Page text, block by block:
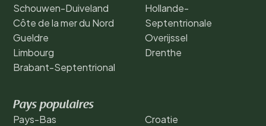
Schouwen-Duiveland
Côte de la mer du Nord
Gueldre
Limbourg
Brabant-Septentrional
Hollande-
Septentrionale
Overijssel
Drenthe
Pays populaires
Pays-Bas
Croatie